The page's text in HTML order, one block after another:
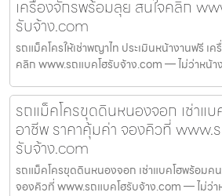
เครื่องจักรพร้อมลุย สนใจคลิก
รับจ้าง.com
รถแม็คโครให้เช่าพญาไท ประเมินหน้างานฟรี เ
คลิก www.รถแบคโฮรับจ้าง.com — ไม่ว่าหน้า
รถแม็คโครขุดดินหนองจอก เช่าแ
อาชีพ ราคาคุ้มค่า จองคิวที่ www.
รับจ้าง.com
รถแม็คโครขุดดินหนองจอก เช่าแบคโฮพร้อมค
จองคิวที่ www.รถแบคโฮรับจ้าง.com — ไม่ว่า